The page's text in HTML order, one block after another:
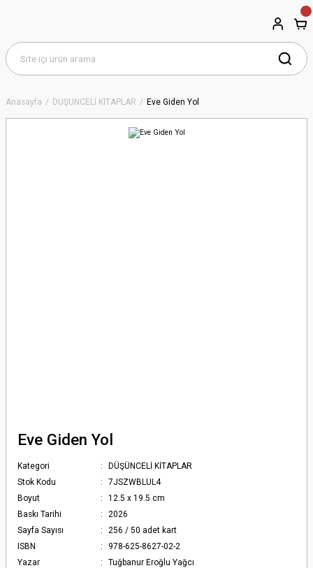
Anasayfa DÜŞÜNCELİ KİTAPLAR Eve Giden Yol
Eve Giden Yol
Kategori
DÜŞÜNCELİ KİTAPLAR
Stok Kodu
7JSZWBLUL4
Boyut
12.5 x 19.5 cm
Baskı Tarihi
2026
Sayfa Sayısı
256 / 50 adet kart
ISBN
978-625-8627-02-2
Yazar
Tuğbanur Eroğlu Yağcı